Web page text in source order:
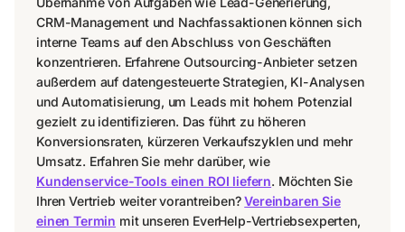
CRM-Management und Nachfassaktionen können sich
interne Teams auf den Abschluss von Geschäften
konzentrieren. Erfahrene Outsourcing-Anbieter setzen
außerdem auf datengesteuerte Strategien, KI-Analysen
und Automatisierung, um Leads mit hohem Potenzial
gezielt zu identifizieren. Das führt zu höheren
Konversionsraten, kürzeren Verkaufszyklen und mehr
Umsatz. Erfahren Sie mehr darüber, wie
Kundenservice-Tools einen ROI liefern. Möchten Sie
Ihren Vertrieb weiter vorantreiben?Vereinbaren Sie
einen Termin mit unseren EverHelp-Vertriebsexperten,